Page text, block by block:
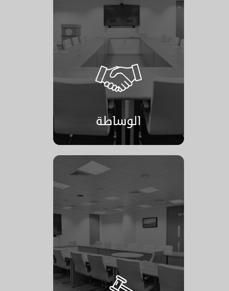
الوساطة
الوساطة
التحكيم